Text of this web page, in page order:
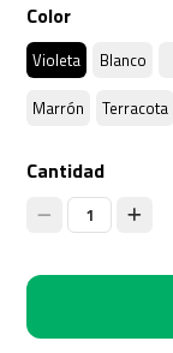
Color
Violeta Blanco
Marrón
Terracota
Cantidad
1